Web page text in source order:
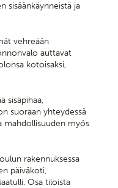
sisäänkäynneistä ja
vehreään
auttavat
kotoisaksi,
sisäpihaa,
suoraan yhteydessä
mahdollisuuden myös
rakennuksessa
päiväkoti,
Osa tiloista